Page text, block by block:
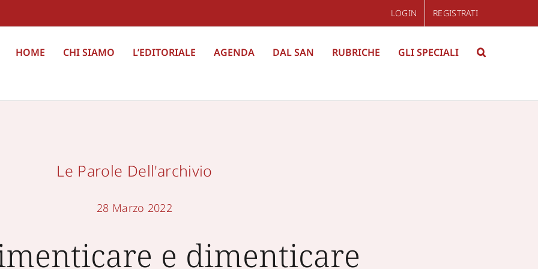
LOGIN REGISTRATI
HOME CHI SIAMO L’EDITORIALE AGENDA DAL SAN RUBRICHE GLI SPECIALI
Le Parole Dell'archivio
28 Marzo 2022
e dimenticare